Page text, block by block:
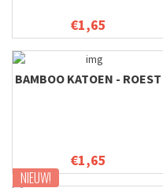
€1,65
BAMBOO KATOEN - ROEST
€1,65
NIEUW!